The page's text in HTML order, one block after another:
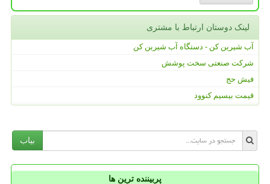
لینک دوستان ارتباط با مشتری
آب شیرین کن - دستگاه آب شیرین کن
شرکت صنعتی سخت پوشش
فیش حج
قیمت بیسیم کنوود
بیاب
پربیننده ترین ها